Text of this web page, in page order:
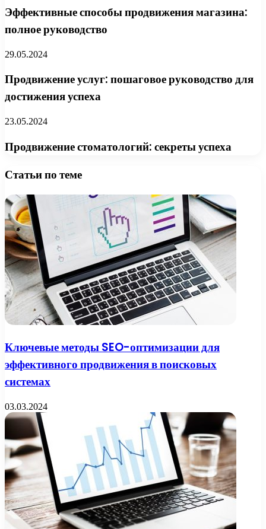
Эффективные способы продвижения магазина:
полное руководство
29.05.2024
Продвижение услуг: пошаговое руководство для
достижения успеха
23.05.2024
Продвижение стоматологий: секреты успеха
Статьи по теме
Ключевые методы SEO-оптимизации для
эффективного продвижения в поисковых
системах
03.03.2024